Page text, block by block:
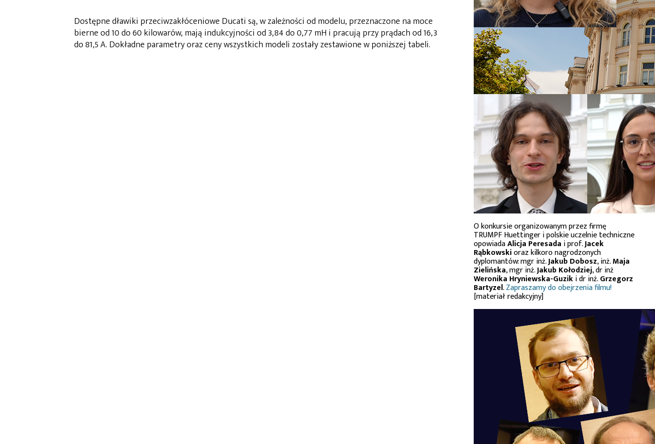
Dostępne dławiki przeciwzakłóceniowe Ducati są, w zależności od modelu, przeznaczone na moce
bierne od 10 do 60 kilowarów, mają indukcyjności od 3,84 do 0,77 mH i pracują przy prądach od 16,3
do 81,5 A. Dokładne parametry oraz ceny wszystkich modeli zostały zestawione w poniższej tabeli.
O konkursie organizowanym przez firmę
TRUMPF Huettinger i polskie uczelnie techniczne
opowiadaAlicja Peresada i prof.Jacek
Rąbkowskioraz kilkoro nagrodzonych
dyplomantów: mgr inż.Jakub Dobosz, inż.Maja
Zielińska, mgr inż.Jakub Kołodziej, dr inż
Weronika Hryniewska-Guziki dr inż.Grzegorz
Bartyzel.Zapraszamy do obejrzenia filmu!
[materiał redakcyjny]